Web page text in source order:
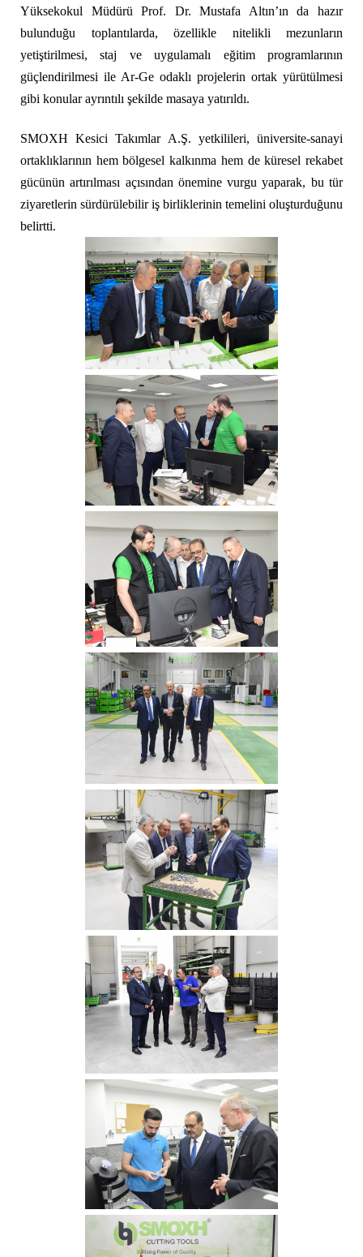
Yüksekokul Müdürü Prof. Dr. Mustafa Altın’ın da hazır
bulunduğu toplantılarda, özellikle nitelikli mezunların
yetiştirilmesi, staj ve uygulamalı eğitim programlarının
güçlendirilmesi ile Ar-Ge odaklı projelerin ortak yürütülmesi
gibi konular ayrıntılı şekilde masaya yatırıldı.
SMOXH Kesici Takımlar A.Ş. yetkilileri, üniversite-sanayi
ortaklıklarının hem bölgesel kalkınma hem de küresel rekabet
gücünün artırılması açısından önemine vurgu yaparak, bu tür
ziyaretlerin sürdürülebilir iş birliklerinin temelini oluşturduğunu
belirtti.